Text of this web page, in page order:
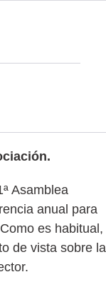
Asamblea
anual para
es habitual,
de vista sobre la